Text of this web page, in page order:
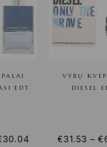
EDT
30.04
VYRŲ
DIESEL
€31.53 – €